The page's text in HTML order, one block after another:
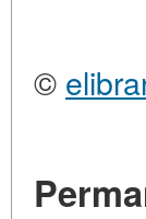
©